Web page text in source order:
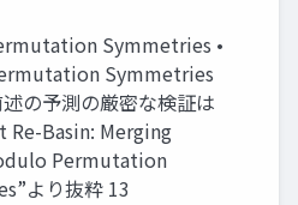
Symmetries •
Symmetries
の予測の厳密な検証は
Re-Basin: Merging
Permutation
より抜粋 13